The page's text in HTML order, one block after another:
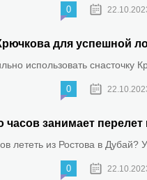
0
для успешной
использовать снасточку
0
часов занимает
лететь из Ростова в Дубай?
0